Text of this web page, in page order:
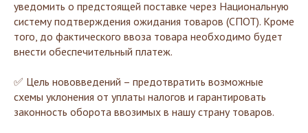
уведомить о предстоящей поставке через Национальную
систему подтверждения ожидания товаров (СПОТ). Кроме
того, до фактического ввоза товара необходимо будет
внести обеспечительный платеж.
✅ Цель нововведений – предотвратить возможные
схемы уклонения от уплаты налогов и гарантировать
законность оборота ввозимых в нашу страну товаров.